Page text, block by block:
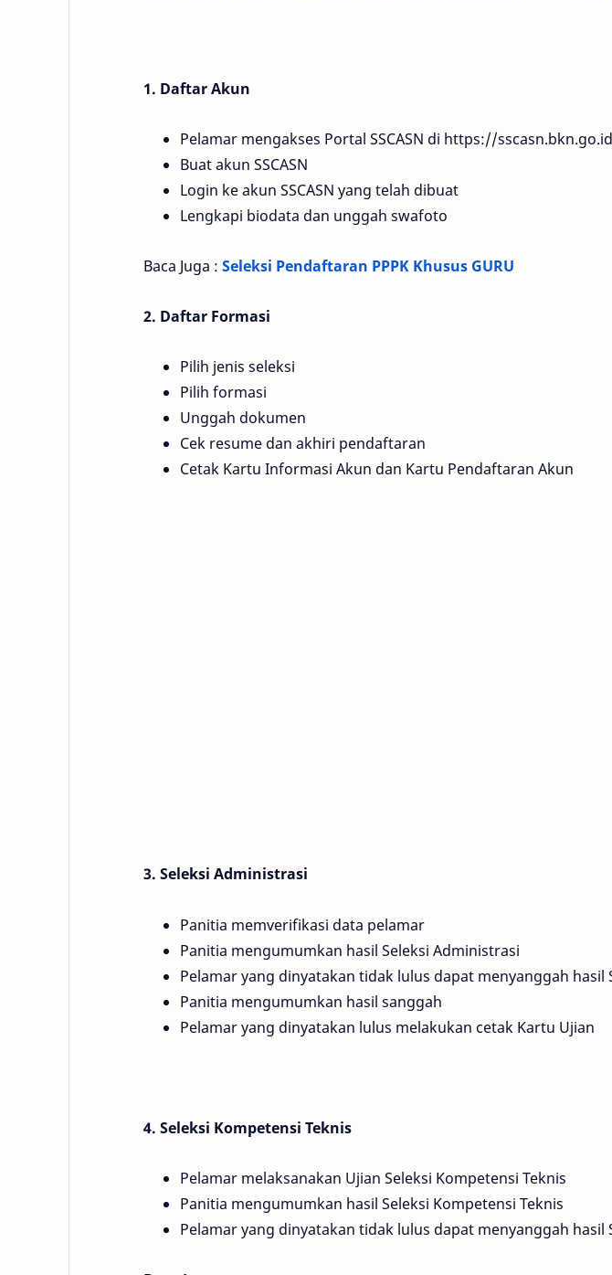
1. Daftar Akun
Pelamar mengakses Portal SSCASN di https://sscasn.bkn.go.id
Buat akun SSCASN
Login ke akun SSCASN yang telah dibuat
Lengkapi biodata dan unggah swafoto
Baca Juga : Seleksi Pendaftaran PPPK Khusus GURU
2. Daftar Formasi
Pilih jenis seleksi
Pilih formasi
Unggah dokumen
Cek resume dan akhiri pendaftaran
Cetak Kartu Informasi Akun dan Kartu Pendaftaran Akun
3. Seleksi Administrasi
Panitia memverifikasi data pelamar
Panitia mengumumkan hasil Seleksi Administrasi
Pelamar yang dinyatakan tidak lulus dapat menyanggah hasil
Panitia mengumumkan hasil sanggah
Pelamar yang dinyatakan lulus melakukan cetak Kartu Ujian
4. Seleksi Kompetensi Teknis
Pelamar melaksanakan Ujian Seleksi Kompetensi Teknis
Panitia mengumumkan hasil Seleksi Kompetensi Teknis
Pelamar yang dinyatakan tidak lulus dapat menyanggah hasil